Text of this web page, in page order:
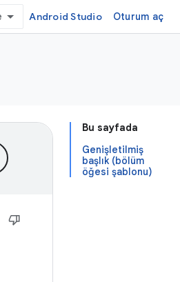
Android Studio Oturum aç
Bu sayfada
Genişletilmiş
başlık (bölüm
öğesi şablonu)